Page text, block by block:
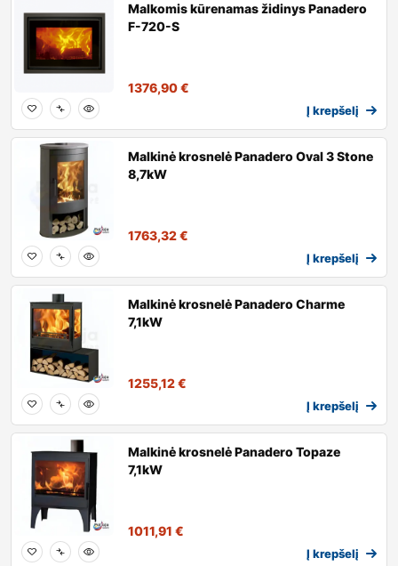
Malkomis kūrenamas židinys Panadero
F-720-S
1376,90€
Į krepšelį
Malkinė krosnelė Panadero Oval 3 Stone
8,7kW
1763,32€
Į krepšelį
Malkinė krosnelė Panadero Charme
7,1kW
1255,12€
Į krepšelį
Malkinė krosnelė Panadero Topaze
7,1kW
1011,91 €
Į krepšelį